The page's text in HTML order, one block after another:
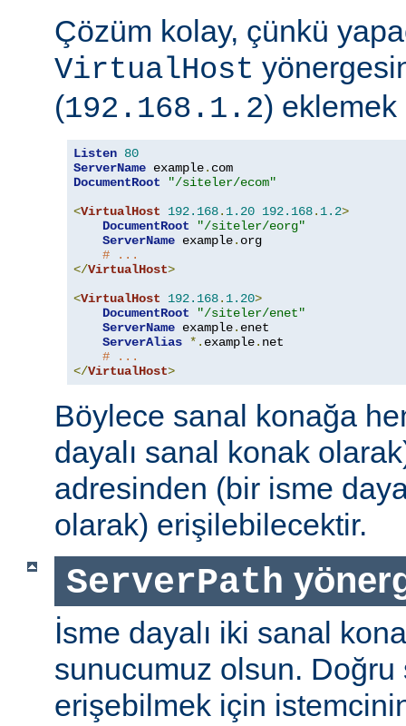
Çözüm kolay, çünkü
VirtualHost
(192.168.1.2) eklemek
Listen 80
ServerName example.
DocumentRoot
"/siteler/ecom"
<VirtualHost 192.168. 1.20 192.168. 1.2>
DocumentRoot
"/siteler/eorg"
ServerName example. org
# ...
</VirtualHost>
<VirtualHost 192.168. 1.20>
DocumentRoot
"/siteler/enet"
ServerName example. enet
ServerAlias *. example. net
# ...
</VirtualHost>
Böylece sanal konağa
dayalı sanal konak
adresinden (bir isme
olarak) erişilebilecektir.
ServerPath
İsme dayalı iki sanal
sunucumuz olsun.
erişebilmek için